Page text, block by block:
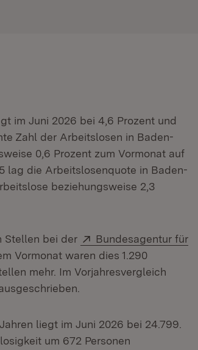
im Juni 2026 bei 4,6 Prozent und
Zahl der Arbeitslosen in Baden-
0,6 Prozent zum Vormonat auf
lag die Arbeitslosenquote in Baden-
beziehungsweise 2,3
Stellen bei der Extern:
Bundesagentur für
Vormonat waren dies 1.290
mehr. Im Vorjahresvergleich
liegt im Juni 2026 bei 24.799.
um 672 Personen